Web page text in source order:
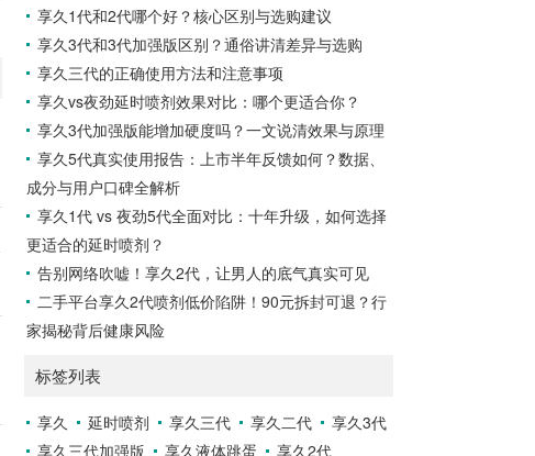
试这种产品，它可能有助于提高性表现，并
增加私处的敏感度，从而改善性生活。如果
性快感增强液来满足你的生理需求。女性快
感增强液的使用方法女性快感...
享久1代和2代哪个好？核心区别与选购建议
享久3代和3代加强版区别？通俗讲清差异与选购
享久三代的正确使用方法和注意事项
享久vs夜劲延时喷剂效果对比：哪个更适合你？
享久3代加强版能增加硬度吗？一文说清效果与原理
享久5代真实使用报告：上市半年反馈如何？数据、
成分与用户口碑全解析
享久1代 vs 夜劲5代全面对比：十年升级，如何选择
更适合的延时喷剂？
告别网络吹嘘！享久2代，让男人的底气真实可见
二手平台享久2代喷剂低价陷阱！90元拆封可退？行
家揭秘背后健康风险
标签列表
享久 延时喷剂 享久三代 享久二代
享久3代
享久三代加强版
享久液体跳蛋 享久2代